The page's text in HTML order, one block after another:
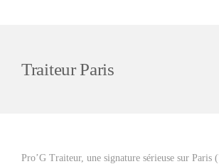
Traiteur Paris
Pro’G Traiteur, une signature sérieuse sur Paris